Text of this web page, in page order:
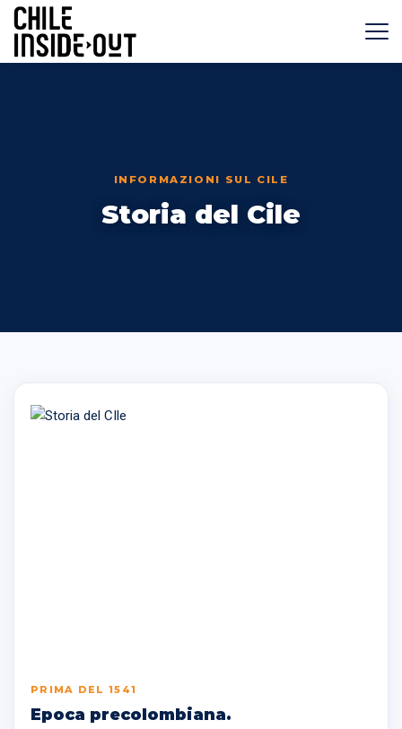
GUIDA DI VIAGGIO IN CILEINFORMAZIONI SUL CILE
Storia del Cile
PRIMA DEL 1541
Epoca precolombiana.